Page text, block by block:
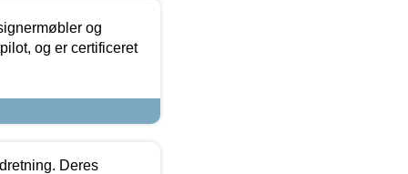
og
og er certificeret
Deres